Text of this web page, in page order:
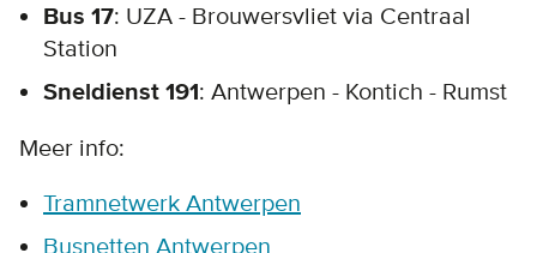
Bus 17: UZA - Brouwersvliet via Centraal
Station
Sneldienst 191: Antwerpen - Kontich - Rumst
Meer info:
Tramnetwerk Antwerpen
Busnetten Antwerpen